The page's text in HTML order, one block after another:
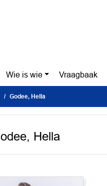
Wie is wie Vraagbaak
Godee, Hella
Hella